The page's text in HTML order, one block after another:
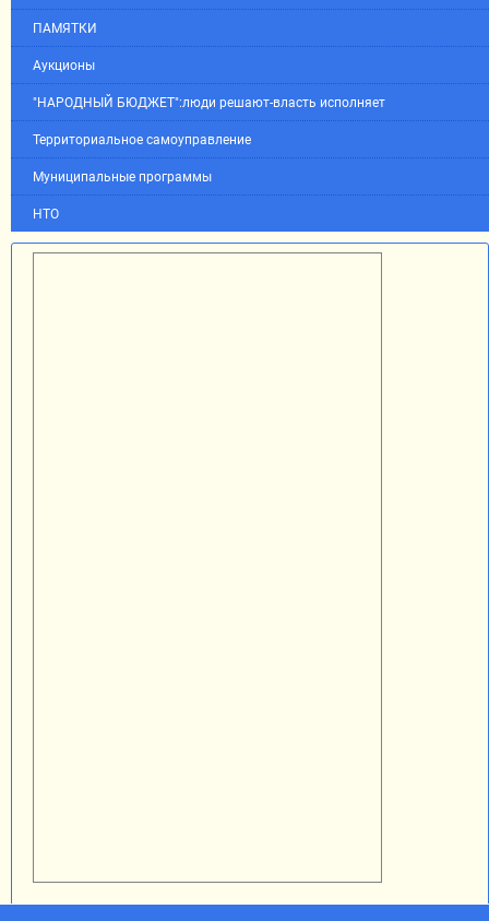
ПАМЯТКИ
Аукционы
"НАРОДНЫЙ БЮДЖЕТ":люди решают-власть исполняет
Территориальное самоуправление
Муниципальные программы
НТО